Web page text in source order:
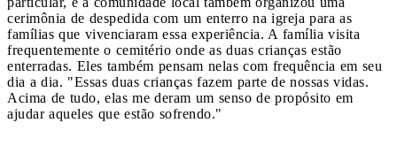
cerimônia de despedida com um enterro na igreja para as
famílias que vivenciaram essa experiência. A família visita
frequentemente o cemitério onde as duas crianças estão
enterradas. Eles também pensam nelas com frequência em seu
dia a dia. "Essas duas crianças fazem parte de nossas vidas.
Acima de tudo, elas me deram um senso de propósito em
ajudar aqueles que estão sofrendo."